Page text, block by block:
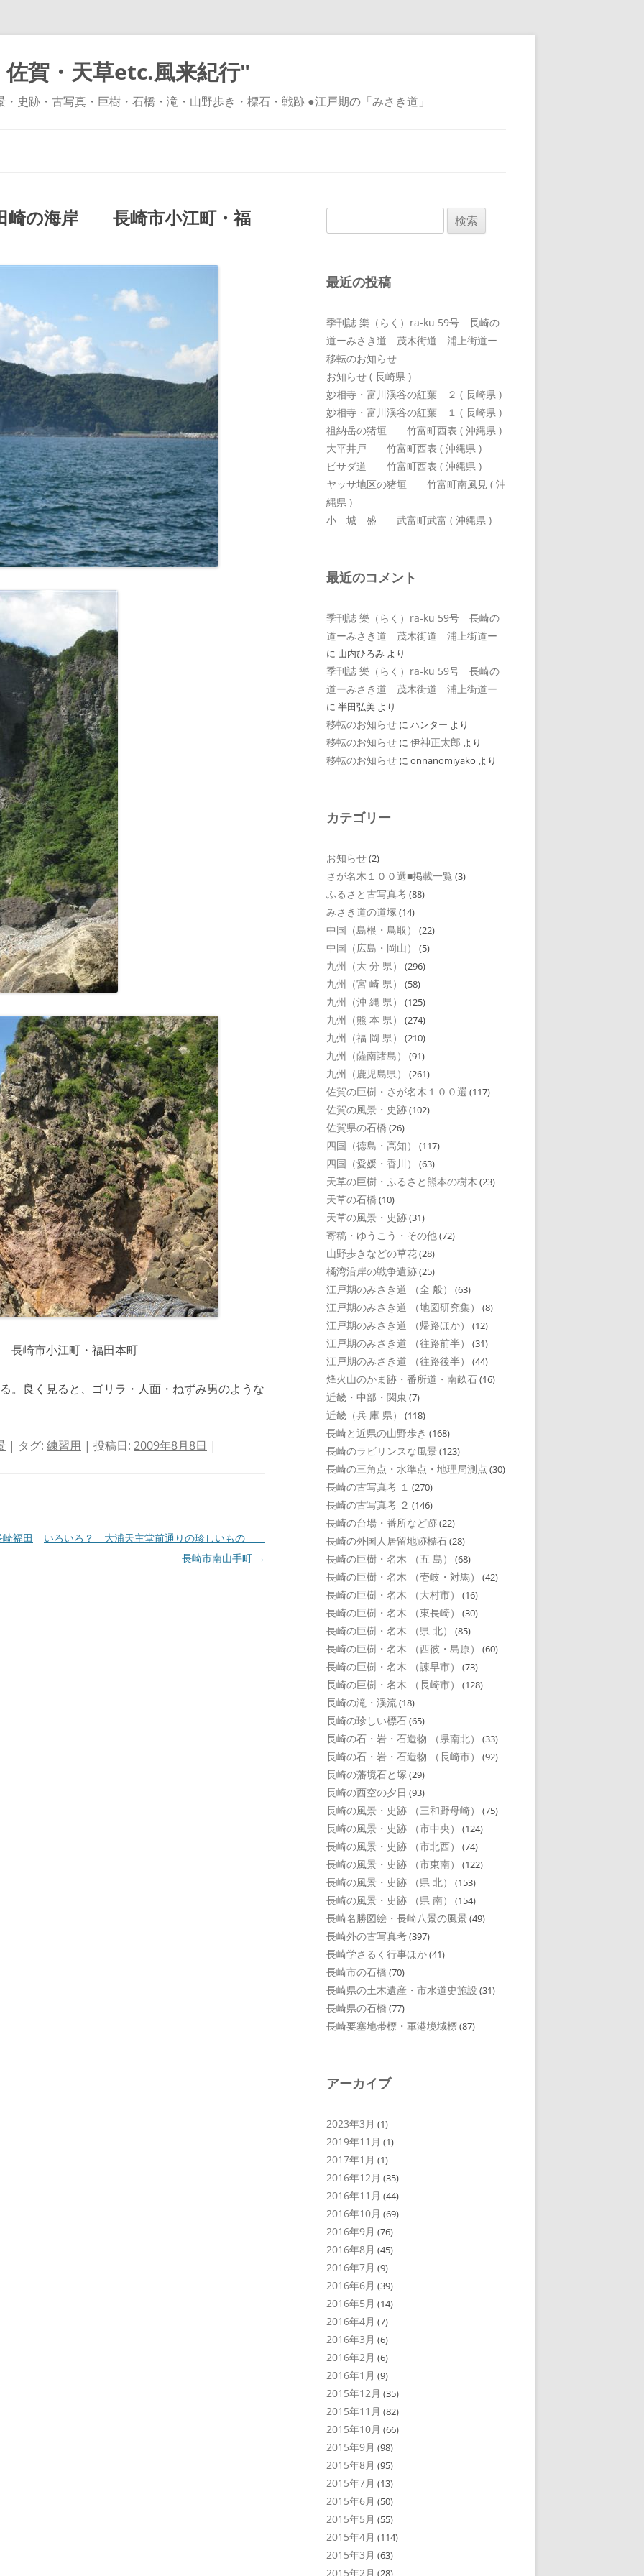
賀・天草etc.風来紀行"
史跡・古写真・巨樹・石橋・滝・山野歩き・標石・戦跡 ●江戸期の「みさき道」
ッ
プ
崎の海岸 長崎市小江町・福
崎市小江町・福田本町
。良く見ると、ゴリラ・人面・ねずみ男のような
| タグ: 練習用 | 投稿日: 2009年8月8日 |
福田
いろいろ？ 大浦天主堂前通りの珍しいもの
長崎市南山手町 →
索:
最近の投稿
季刊誌 樂（らく）ra-ku 59号 長崎の
道ーみさき道 茂木街道 浦上街道ー
移転のお知らせ
お知らせ ( 長崎県 )
妙相寺・富川渓谷の紅葉 ２ ( 長崎県 )
妙相寺・富川渓谷の紅葉 １ ( 長崎県 )
祖納岳の猪垣 竹富町西表 ( 沖縄県 )
大平井戸 竹富町西表 ( 沖縄県 )
ピサダ道 竹富町西表 ( 沖縄県 )
ヤッサ地区の猪垣 竹富町南風見 ( 沖
縄県 )
小 城 盛 武富町武富 ( 沖縄県 )
最近のコメント
季刊誌 樂（らく）ra-ku 59号 長崎の
道ーみさき道 茂木街道 浦上街道ー
に 山内ひろみ より
季刊誌 樂（らく）ra-ku 59号 長崎の
道ーみさき道 茂木街道 浦上街道ー
に 半田弘美 より
移転のお知らせ に ハンター より
移転のお知らせ に 伊神正太郎 より
移転のお知らせ に onnanomiyako より
カテゴリー
お知らせ(2)
さが名木１００選■掲載一覧 (3)
ふるさと古写真考(88)
みさき道の道塚 (14)
中国（島根・鳥取） (22)
中国（広島・岡山） (5)
九州（大 分 県） (296)
九州（宮 崎 県） (58)
九州（沖 縄 県） (125)
九州（熊 本 県） (274)
九州（福 岡 県） (210)
九州（薩南諸島） (91)
九州（鹿児島県） (261)
佐賀の巨樹・さが名木１００選 (117)
佐賀の風景・史跡(102)
佐賀県の石橋 (26)
四国（徳島・高知） (117)
四国（愛媛・香川） (63)
天草の巨樹・ふるさと熊本の樹木 (23)
天草の石橋 (10)
天草の風景・史跡(31)
寄稿・ゆうこう・その他(72)
山野歩きなどの草花(28)
橘湾沿岸の戦争遺跡(25)
江戸期のみさき道 （全 般） (63)
江戸期のみさき道 （地図研究集） (8)
江戸期のみさき道 （帰路ほか） (12)
江戸期のみさき道 （往路前半） (31)
江戸期のみさき道 （往路後半） (44)
烽火山のかま跡・番所道・南畝石(16)
近畿・中部・関東 (7)
近畿（兵 庫 県） (118)
長崎と近県の山野歩き (168)
長崎のラビリンスな風景 (123)
長崎の三角点・水準点・地理局測点 (30)
長崎の古写真考 １ (270)
長崎の古写真考 ２ (146)
長崎の台場・番所など跡(22)
長崎の外国人居留地跡標石(28)
長崎の巨樹・名木 （五 島） (68)
長崎の巨樹・名木 （壱岐・対馬） (42)
長崎の巨樹・名木 （大村市） (16)
長崎の巨樹・名木 （東長崎） (30)
長崎の巨樹・名木 （県 北） (85)
長崎の巨樹・名木 （西彼・島原） (60)
長崎の巨樹・名木 （諌早市） (73)
長崎の巨樹・名木 （長崎市） (128)
長崎の滝・渓流(18)
長崎の珍しい標石(65)
長崎の石・岩・石造物 （県南北） (33)
長崎の石・岩・石造物 （長崎市） (92)
長崎の藩境石と塚 (29)
長崎の西空の夕日 (93)
長崎の風景・史跡 （三和野母崎） (75)
長崎の風景・史跡 （市中央） (124)
長崎の風景・史跡 （市北西） (74)
長崎の風景・史跡 （市東南） (122)
長崎の風景・史跡 （県 北） (153)
長崎の風景・史跡 （県 南） (154)
長崎名勝図絵・長崎八景の風景 (49)
長崎外の古写真考(397)
長崎学さるく行事ほか(41)
長崎市の石橋 (70)
長崎県の土木遺産・市水道史施設 (31)
長崎県の石橋 (77)
長崎要塞地帯標・軍港境域標(87)
アーカイブ
2023年3月 (1)
2019年11月 (1)
2017年1月 (1)
2016年12月 (35)
2016年11月 (44)
2016年10月 (69)
2016年9月 (76)
2016年8月 (45)
2016年7月 (9)
2016年6月 (39)
2016年5月 (14)
2016年4月 (7)
2016年3月 (6)
2016年2月 (6)
2016年1月 (9)
2015年12月 (35)
2015年11月 (82)
2015年10月 (66)
2015年9月 (98)
2015年8月 (95)
2015年7月 (13)
2015年6月 (50)
2015年5月 (55)
2015年4月 (114)
2015年3月 (63)
2015年2月 (28)